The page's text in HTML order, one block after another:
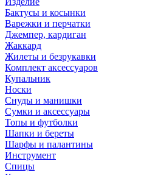
Бактусы и косынки
Варежки и перчатки
Джемпер, кардиган
Жаккард
Жилеты и безрукавки
Комплект аксессуаров
Купальник
Носки
Снуды и манишки
Сумки и аксессуары
Топы и футболки
Шапки и береты
Шарфы и палантины
Инструмент
Спицы